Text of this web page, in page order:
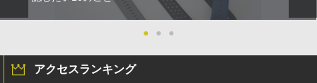
● ● ●
アクセスランキング